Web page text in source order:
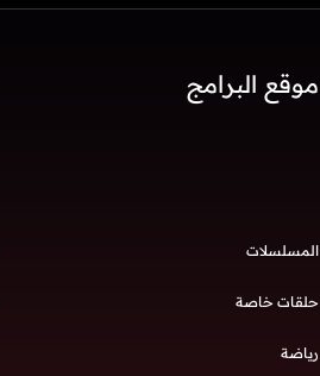
موقع البرامج
المسلسلات
حلقات خاصة
رياضة